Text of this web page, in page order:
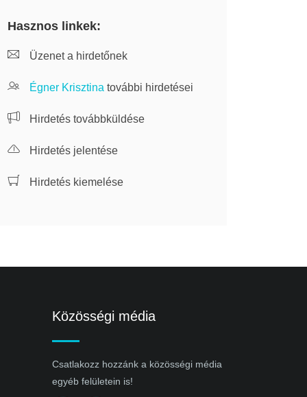
Hasznos linkek:
Üzenet a hirdetőnek
Égner Krisztina további hirdetései
Hirdetés továbbküldése
Hirdetés jelentése
Hirdetés kiemelése
Közösségi média
Csatlakozz hozzánk a közösségi média
egyéb felületein is!